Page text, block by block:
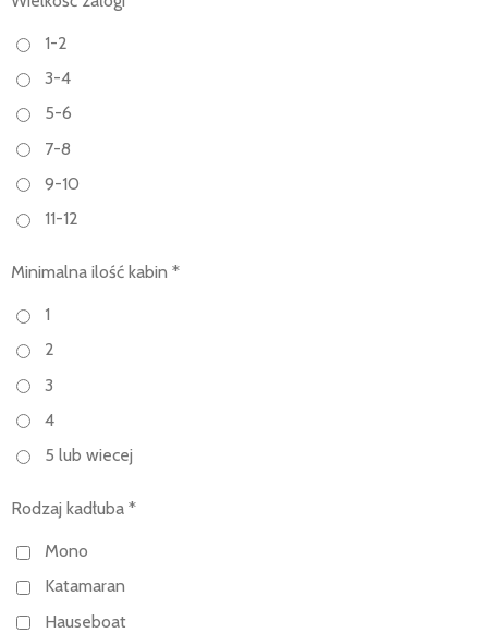
1-2
3-4
5-6
7-8
9-10
11-12
Minimalna ilość kabin *
1
2
3
4
5 lub wiecej
Rodzaj kadłuba *
Mono
Katamaran
Hauseboat